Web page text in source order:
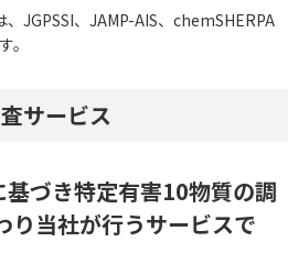
JGPSSI、JAMP-AIS、chemSHERPA
。
サービス
づき特定有害10物質の調
り当社が行うサービスで